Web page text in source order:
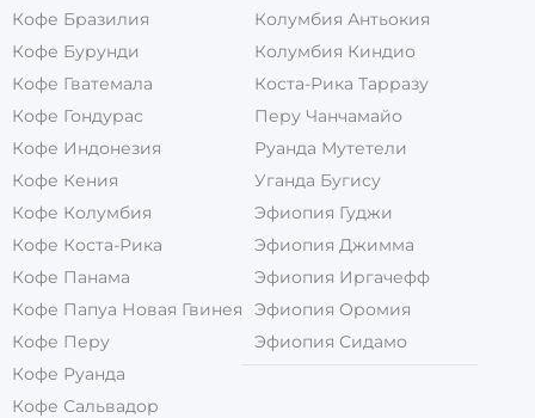
Кофе Бразилия
Кофе Бурунди
Кофе Гватемала
Кофе Гондурас
Кофе Индонезия
Кофе Кения
Кофе Колумбия
Кофе Коста-Рика
Кофе Панама
Кофе Папуа Новая Гвинея
Кофе Перу
Кофе Руанда
Кофе Сальвадор
Колумбия Антьокия
Колумбия Киндио
Коста-Рика Тарразу
Перу Чанчамайо
Руанда Мутетели
Уганда Бугису
Эфиопия Гуджи
Эфиопия Джимма
Эфиопия Иргачефф
Эфиопия Оромия
Эфиопия Сидамо